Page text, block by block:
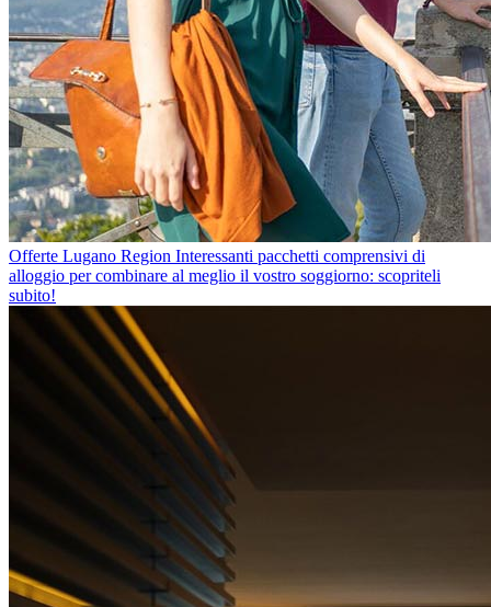
Offerte Lugano Region Interessanti pacchetti comprensivi di
alloggio per combinare al meglio il vostro soggiorno: scopriteli
subito!